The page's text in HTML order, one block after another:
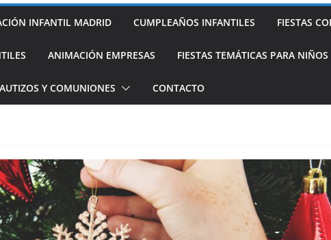
INFANTIL MADRID CUMPLEAÑOS INFANTILES FIESTAS
ANIMACIÓN EMPRESAS FIESTAS TEMÁTICAS PARA NIÑOS
Y COMUNIONES CONTACTO